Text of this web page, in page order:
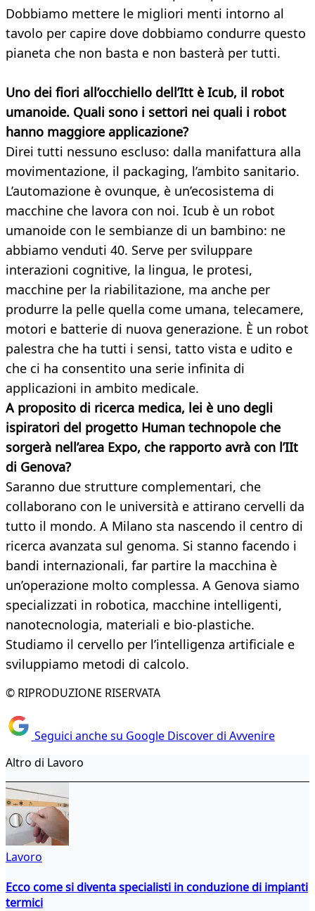
Dobbiamo mettere le migliori menti intorno al
tavolo per capire dove dobbiamo condurre questo
pianeta che non basta e non basterà per tutti.
Uno dei fiori all’occhiello dell’Itt è Icub, il robot
umanoide. Quali sono i settori nei quali i robot
hanno maggiore applicazione?
Direi tutti nessuno escluso: dalla manifattura alla
movimentazione, il packaging, l’ambito sanitario.
L’automazione è ovunque, è un’ecosistema di
macchine che lavora con noi. Icub è un robot
umanoide con le sembianze di un bambino: ne
abbiamo venduti 40. Serve per sviluppare
interazioni cognitive, la lingua, le protesi,
macchine per la riabilitazione, ma anche per
produrre la pelle quella come umana, telecamere,
motori e batterie di nuova generazione. È un robot
palestra che ha tutti i sensi, tatto vista e udito e
che ci ha consentito una serie infinita di
applicazioni in ambito medicale.
A proposito di ricerca medica, lei è uno degli
ispiratori del progetto Human technopole che
sorgerà nell’area Expo, che rapporto avrà con l’IIt
di Genova?
Saranno due strutture complementari, che
collaborano con le università e attirano cervelli da
tutto il mondo. A Milano sta nascendo il centro di
ricerca avanzata sul genoma. Si stanno facendo i
bandi internazionali, far partire la macchina è
un’operazione molto complessa. A Genova siamo
specializzati in robotica, macchine intelligenti,
nanotecnologia, materiali e bio-plastiche.
Studiamo il cervello per l’intelligenza artificiale e
sviluppiamo metodi di calcolo.
© RIPRODUZIONE RISERVATA
Seguici anche su Google Discover di Avvenire
Altro di Lavoro
Lavoro
Ecco come si diventa specialisti in conduzione di impianti
termici